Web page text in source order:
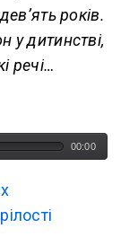
років.
дитинстві,
речі…
00:00